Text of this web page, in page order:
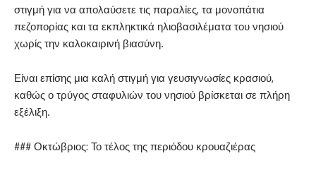
στιγμή για να απολαύσετε τις παραλίες, τα μονοπάτια
πεζοπορίας και τα εκπληκτικά ηλιοβασιλέματα του νησιού
χωρίς την καλοκαιρινή βιασύνη.
Είναι επίσης μια καλή στιγμή για γευσιγνωσίες κρασιού,
καθώς ο τρύγος σταφυλιών του νησιού βρίσκεται σε πλήρη
εξέλιξη.
### Οκτώβριος: Το τέλος της περιόδου κρουαζιέρας